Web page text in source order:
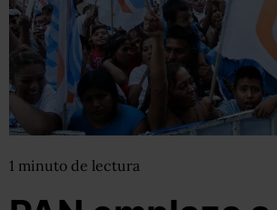
1 minuto de lectura